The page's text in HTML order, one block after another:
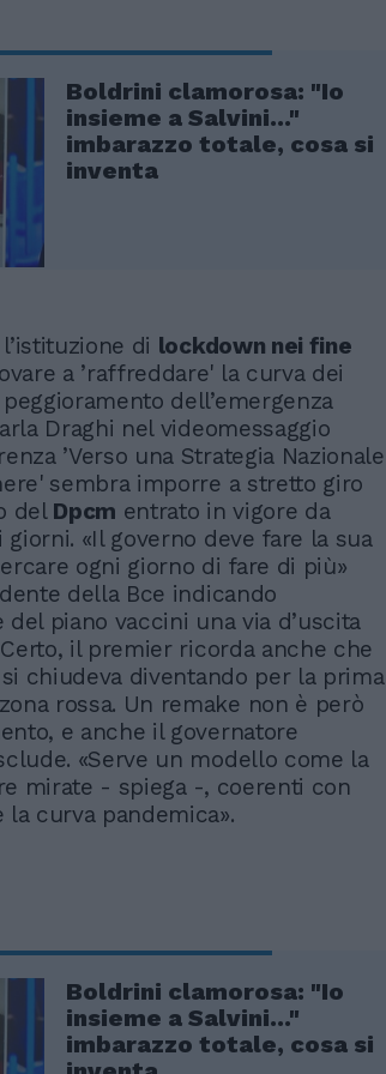
Boldrini clamorosa: "Io
insieme a Salvini..."
imbarazzo totale, cosa si
inventa
di lockdown nei fine
a ’raffreddare' la curva dei
dell’emergenza
Draghi nel videomessaggio
’Verso una Strategia Nazionale
sembra imporre a stretto giro
del Dpcm entrato in vigore da
«Il governo deve fare la sua
ogni giorno di fare di più»
della Bce indicando
del piano vaccini una via d’uscita
il premier ricorda anche che
si chiudeva diventando per la prima
rossa. Un remake non è però
e anche il governatore
«Serve un modello come la
mirate - spiega -, coerenti con
curva pandemica».
Boldrini clamorosa: "Io
insieme a Salvini..."
imbarazzo totale, cosa si